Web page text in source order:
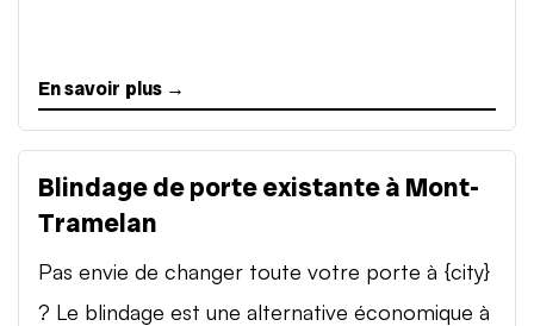
En savoir plus →
Blindage de porte existante à Mont-
Tramelan
Pas envie de changer toute votre porte à {city}
? Le blindage est une alternative économique à